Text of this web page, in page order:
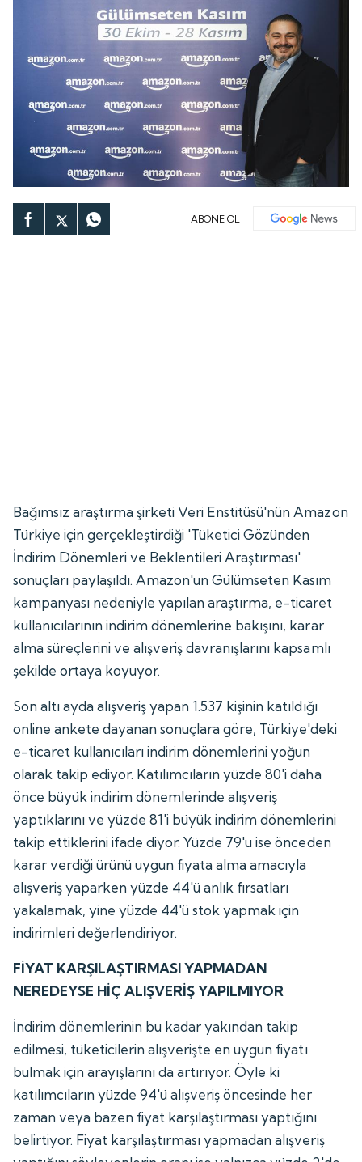
ABONE OL
Bağımsız araştırma şirketi Veri Enstitüsü'nün Amazon
Türkiye için gerçekleştirdiği 'Tüketici Gözünden
İndirim Dönemleri ve Beklentileri Araştırması'
sonuçları paylaşıldı. Amazon'un Gülümseten Kasım
kampanyası nedeniyle yapılan araştırma, e-ticaret
kullanıcılarının indirim dönemlerine bakışını, karar
alma süreçlerini ve alışveriş davranışlarını kapsamlı
şekilde ortaya koyuyor.
Son altı ayda alışveriş yapan 1.537 kişinin katıldığı
online ankete dayanan sonuçlara göre, Türkiye'deki
e-ticaret kullanıcıları indirim dönemlerini yoğun
olarak takip ediyor. Katılımcıların yüzde 80'i daha
önce büyük indirim dönemlerinde alışveriş
yaptıklarını ve yüzde 81'i büyük indirim dönemlerini
takip ettiklerini ifade diyor. Yüzde 79'u ise önceden
karar verdiği ürünü uygun fiyata alma amacıyla
alışveriş yaparken yüzde 44'ü anlık fırsatları
yakalamak, yine yüzde 44'ü stok yapmak için
indirimleri değerlendiriyor.
FİYAT KARŞILAŞTIRMASI YAPMADAN
NEREDEYSE HİÇ ALIŞVERİŞ YAPILMIYOR
İndirim dönemlerinin bu kadar yakından takip
edilmesi, tüketicilerin alışverişte en uygun fiyatı
bulmak için arayışlarını da artırıyor. Öyle ki
katılımcıların yüzde 94'ü alışveriş öncesinde her
zaman veya bazen fiyat karşılaştırması yaptığını
belirtiyor. Fiyat karşılaştırması yapmadan alışveriş